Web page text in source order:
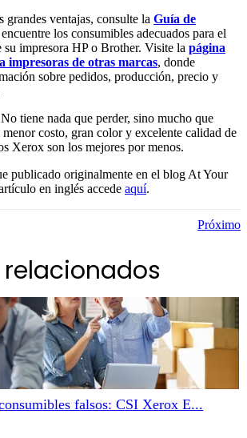
grandes ventajas, consulte la Guía de
los consumibles adecuados para el
su impresora HP o Brother. Visite la página
impresoras de otras marcas, donde
sobre pedidos, producción, precio y
tiene nada que perder, sino mucho que
menor costo, gran color y excelente calidad de
Xerox son los mejores por menos.
publicado originalmente en el blog At Your
en inglés accede aquí.
Próximo
falsos: CSI Xerox E...